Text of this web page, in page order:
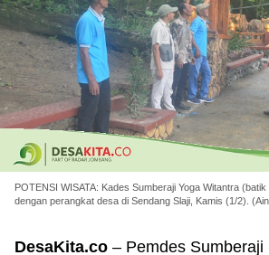
POTENSI WISATA: Kades Sumberaji Yoga Witantra
dengan perangkat desa di Sendang Slaji, Kamis (1/2).
DesaKita.co – Pemdes Sumberaji